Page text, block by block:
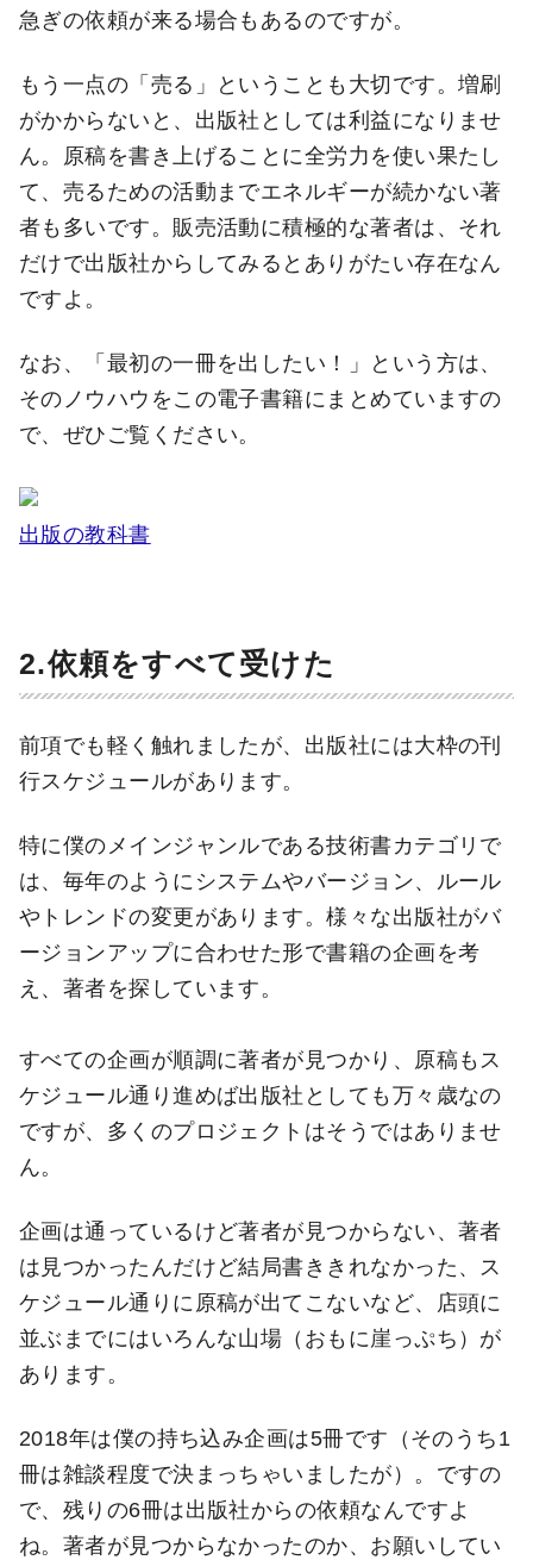
急ぎの依頼が来る場合もあるのですが。
もう一点の「売る」ということも大切です。増刷
がかからないと、出版社としては利益になりませ
ん。原稿を書き上げることに全労力を使い果たし
て、売るための活動までエネルギーが続かない著
者も多いです。販売活動に積極的な著者は、それ
だけで出版社からしてみるとありがたい存在なん
ですよ。
なお、「最初の一冊を出したい！」という方は、
そのノウハウをこの電子書籍にまとめていますの
で、ぜひご覧ください。
出版の教科書
2.依頼をすべて受けた
前項でも軽く触れましたが、出版社には大枠の刊
行スケジュールがあります。
特に僕のメインジャンルである技術書カテゴリで
は、毎年のようにシステムやバージョン、ルール
やトレンドの変更があります。様々な出版社がバ
ージョンアップに合わせた形で書籍の企画を考
え、著者を探しています。
すべての企画が順調に著者が見つかり、原稿もス
ケジュール通り進めば出版社としても万々歳なの
ですが、多くのプロジェクトはそうではありませ
ん。
企画は通っているけど著者が見つからない、著者
は見つかったんだけど結局書ききれなかった、ス
ケジュール通りに原稿が出てこないなど、店頭に
並ぶまでにはいろんな山場（おもに崖っぷち）が
あります。
2018年は僕の持ち込み企画は5冊です（そのうち1
冊は雑談程度で決まっちゃいましたが）。ですの
で、残りの6冊は出版社からの依頼なんですよ
ね。著者が見つからなかったのか、お願いしてい